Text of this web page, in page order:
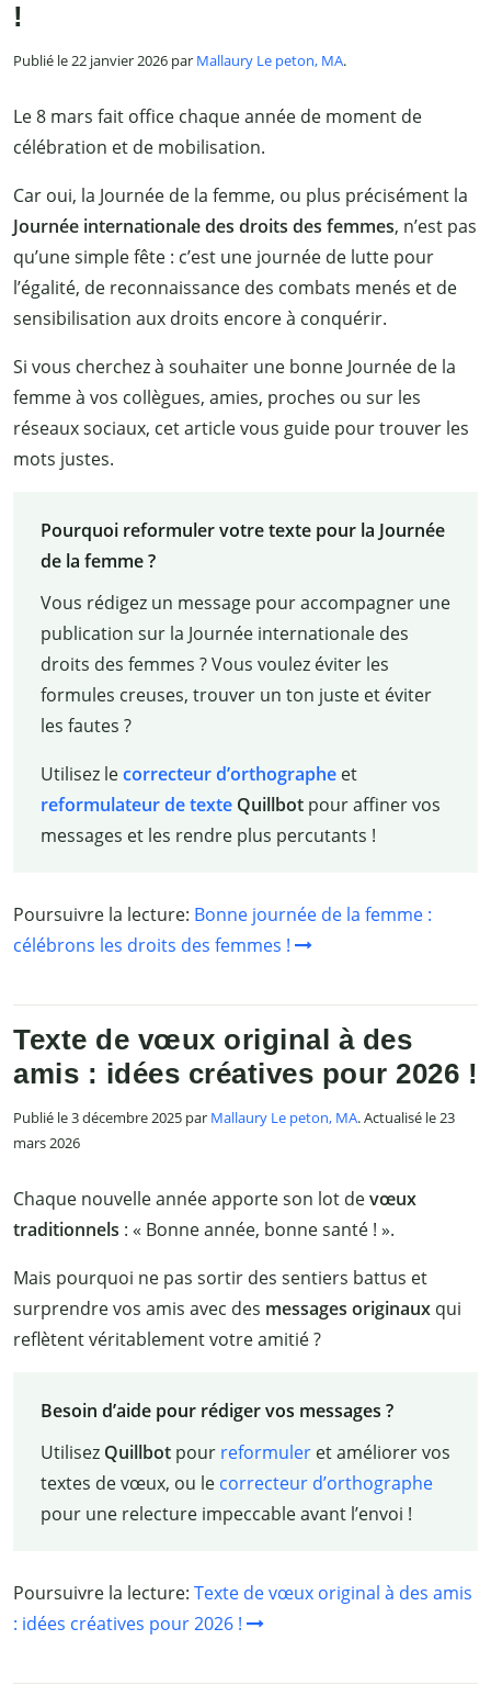
!
Publié le 22 janvier 2026 par Mallaury Le peton, MA.
Le 8 mars fait office chaque année de moment de
célébration et de mobilisation.
Car oui, la Journée de la femme, ou plus précisément la
Journée internationale des droits des femmes, n’est pas
qu’une simple fête : c’est une journée de lutte pour
l’égalité, de reconnaissance des combats menés et de
sensibilisation aux droits encore à conquérir.
Si vous cherchez à souhaiter une bonne Journée de la
femme à vos collègues, amies, proches ou sur les
réseaux sociaux, cet article vous guide pour trouver les
mots justes.
Pourquoi reformuler votre texte pour la Journée
de la femme ?
Vous rédigez un message pour accompagner une
publication sur la Journée internationale des
droits des femmes ? Vous voulez éviter les
formules creuses, trouver un ton juste et éviter
les fautes ?
Utilisez lecorrecteur d’orthographeet
reformulateur de texte Quillbot pour affiner vos
messages et les rendre plus percutants !
Poursuivre la lecture: Bonne journée de la femme :
célébrons les droits des femmes !
Texte de vœux original à des
amis : idées créatives pour 2026 !
Publié le 3 décembre 2025 par Mallaury Le peton, MA. Actualisé le 23
mars 2026
Chaque nouvelle année apporte son lot devœux
traditionnels : « Bonne année, bonne santé ! ».
Mais pourquoi ne pas sortir des sentiers battus et
surprendre vos amis avec des messages originaux qui
reflètent véritablement votre amitié ?
Besoin d’aide pour rédiger vos messages ?
Utilisez Quillbotpour reformuleret améliorer vos
textes de vœux, ou lecorrecteur d’orthographe
pour une relecture impeccable avant l’envoi !
Poursuivre la lecture: Texte de vœux original à des amis
: idées créatives pour 2026 !